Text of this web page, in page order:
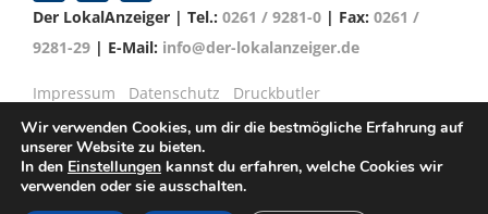
Der LokalAnzeiger | Tel.: 0261 / 9281-0 | Fax: 0261 /
9281-29 | E-Mail: info@der-lokalanzeiger.de
Impressum Datenschutz Druckbutler
© Copyright 2016 -2026 | Verlag für Anzeigenblätter
Wir verwenden Cookies, um dir die bestmögliche Erfahrung auf
unserer Website zu bieten.
In den Einstellungen kannst du erfahren, welche Cookies wir
verwenden oder sie ausschalten.